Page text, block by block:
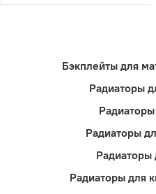
Бэкплейты для
Радиаторы
Радиаторы
Радиаторы
Радиаторы для